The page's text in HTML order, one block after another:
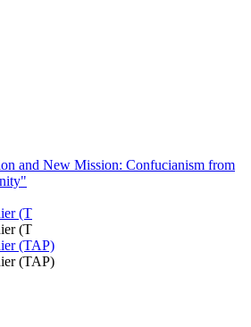
and New Mission: Confucianism from
(T
(T
(TAP)
(TAP)